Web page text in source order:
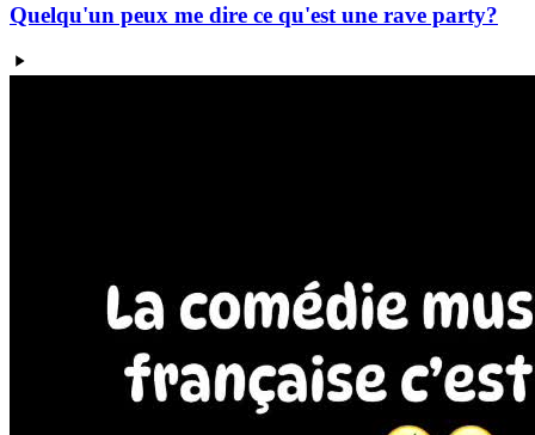
Quelqu'un peux me dire ce qu'est une rave party?